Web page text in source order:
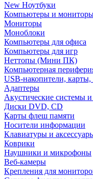
New Ноутбуки
Компьютеры и
Мониторы
Моноблоки
Компьютеры для офиса
Компьютеры для игр
Неттопы (Мини ПК)
Компьютерная
USB-накопители,
Адаптеры
Акустические системы
Диски DVD, CD
Карты флеш памяти
Носители информации
Клавиатуры и
Коврики
Наушники и микрофоны
Веб-камеры
Крепления для